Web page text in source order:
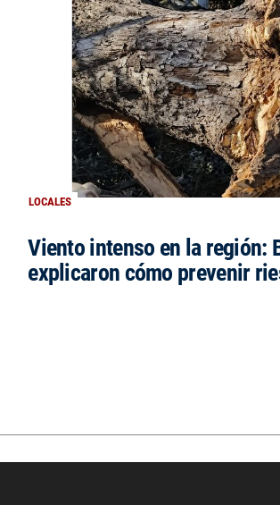
LOCALES
Viento intenso en la región:
explicaron cómo prevenir